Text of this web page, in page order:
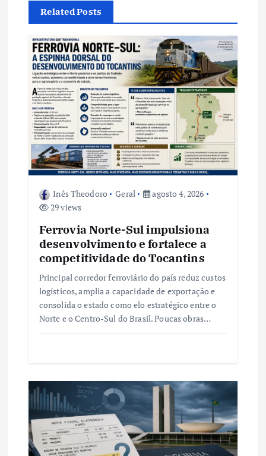
ã
o
d
e
P
o
Related Posts
Inês Theodoro Geral
agosto 4, 2026
29 views
Ferrovia Norte-Sul impulsiona
desenvolvimento e fortalece a
competitividade do Tocantins
Principal corredor ferroviário do país reduz custos
logísticos, amplia a capacidade de exportação e
consolida o estado como elo estratégico entre o
Norte e o Centro-Sul do Brasil. Poucas obras…